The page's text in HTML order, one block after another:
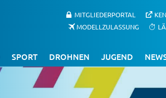
MITGLIEDERPORTAL
MODELLZULASSUNG
SPORT DROHNEN JUGEND